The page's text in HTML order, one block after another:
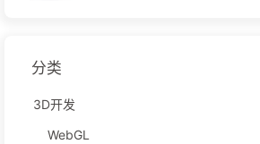
分类
3D开发
WebGL